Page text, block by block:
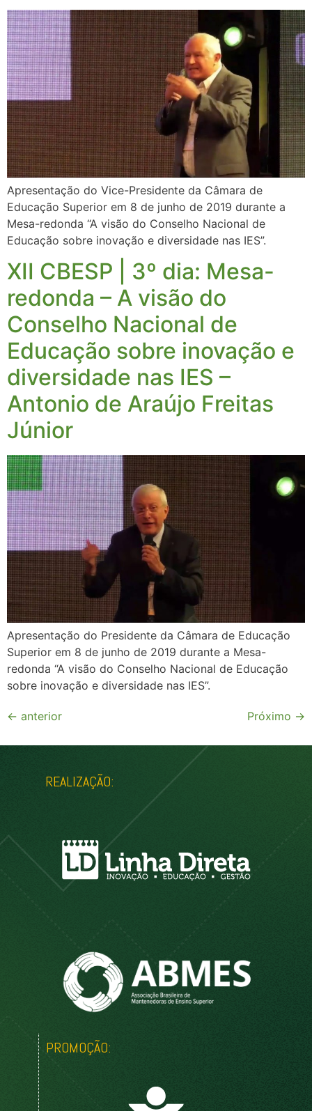
Apresentação do Vice-Presidente da Câmara de
Educação Superior em 8 de junho de 2019 durante a
Mesa-redonda “A visão do Conselho Nacional de
Educação sobre inovação e diversidade nas IES”.
XII CBESP | 3º dia: Mesa-
redonda – A visão do
Conselho Nacional de
Educação sobre inovação e
diversidade nas IES –
Antonio de Araújo Freitas
Júnior
Apresentação do Presidente da Câmara de Educação
Superior em 8 de junho de 2019 durante a Mesa-
redonda “A visão do Conselho Nacional de Educação
sobre inovação e diversidade nas IES”.
← anterior Próximo →
REALIZAÇÃO:
PROMOÇÃO: